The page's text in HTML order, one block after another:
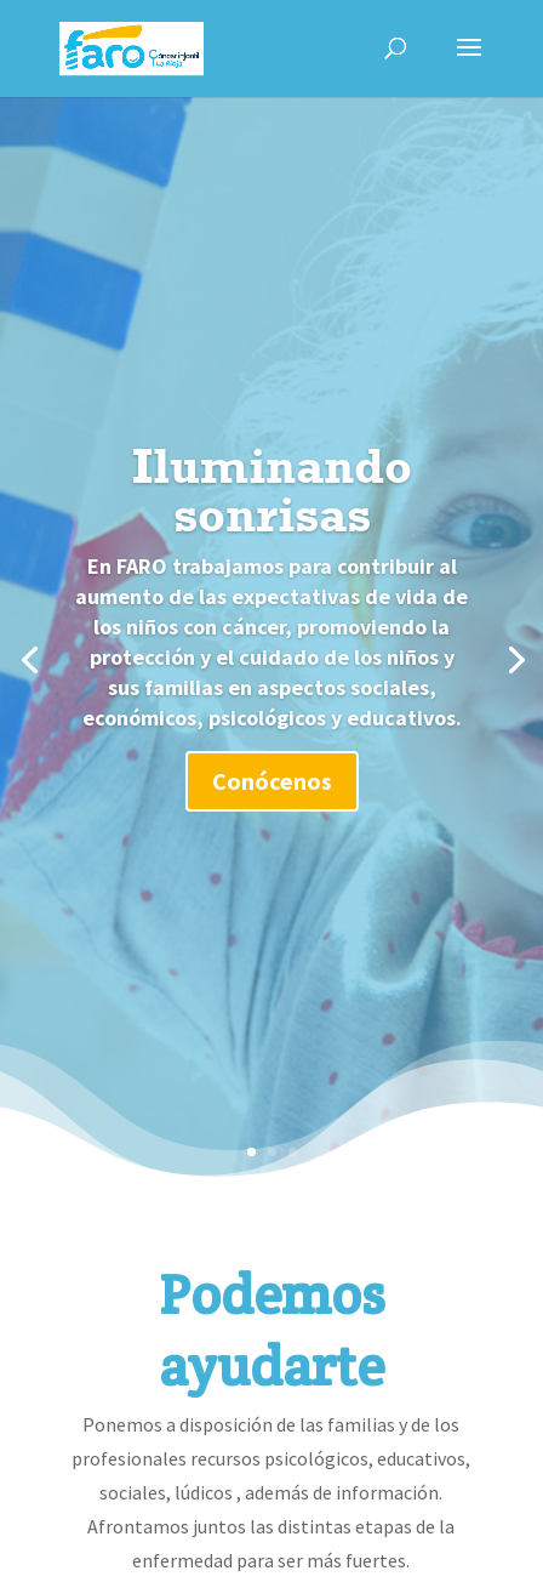
Iluminando
sonrisas
En FARO trabajamos para contribuir al
aumento de las expectativas de vida de
los niños con cáncer, promoviendo la
protección y el cuidado de los niños y
sus familias en aspectos sociales,
económicos, psicológicos y educativos.
Conócenos
Podemos
ayudarte
Ponemos a disposición de las familias y de los
profesionales recursos psicológicos, educativos,
sociales, lúdicos , además de información.
Afrontamos juntos las distintas etapas de la
enfermedad para ser más fuertes.